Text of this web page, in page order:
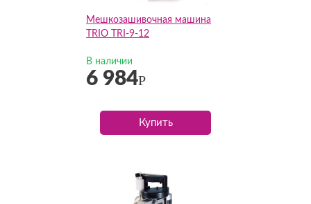
Мешкозашивочная машина
TRIO TRI-9-12
В наличии
6 984Р
Купить